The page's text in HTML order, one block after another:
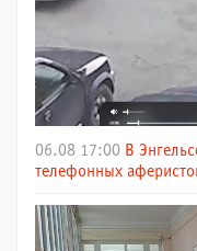
06.08 17:00 В
телефонных